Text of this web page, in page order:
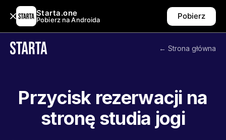
Starta.one
Pobierz na Androida Pobierz
← Strona główna
Przycisk rezerwacji na
stronę studia jogi